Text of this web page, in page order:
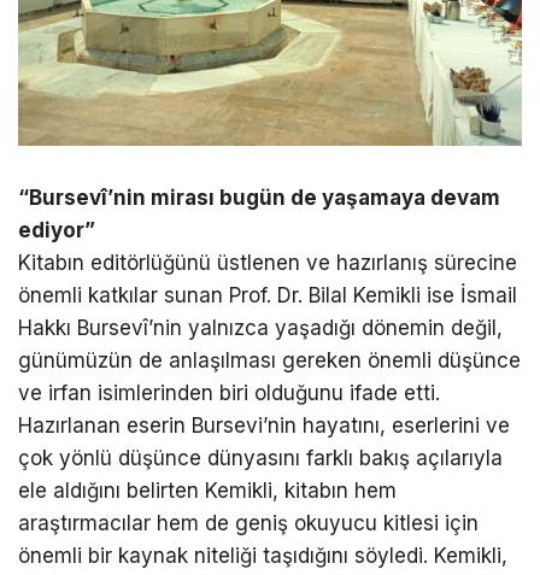
“Bursevî’nin mirası bugün de yaşamaya devam
ediyor”
Kitabın editörlüğünü üstlenen ve hazırlanış sürecine
önemli katkılar sunan Prof. Dr. Bilal Kemikli ise İsmail
Hakkı Bursevî’nin yalnızca yaşadığı dönemin değil,
günümüzün de anlaşılması gereken önemli düşünce
ve irfan isimlerinden biri olduğunu ifade etti.
Hazırlanan eserin Bursevi’nin hayatını, eserlerini ve
çok yönlü düşünce dünyasını farklı bakış açılarıyla
ele aldığını belirten Kemikli, kitabın hem
araştırmacılar hem de geniş okuyucu kitlesi için
önemli bir kaynak niteliği taşıdığını söyledi. Kemikli,